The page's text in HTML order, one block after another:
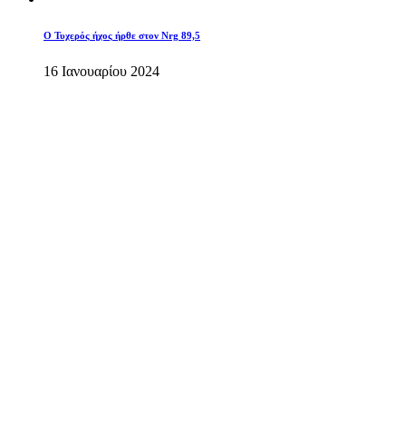
O Τυχερός ήχος ήρθε στον Nrg 89,5
16 Ιανουαρίου 2024